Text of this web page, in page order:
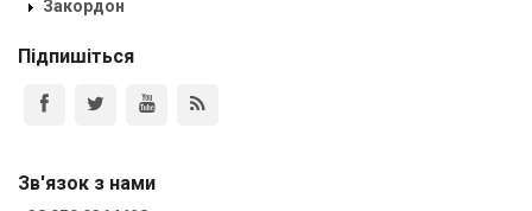
Закордон
Підпишіться
Зв'язок з нами